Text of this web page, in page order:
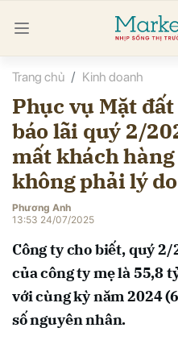
Trang chủ Kinh doanh
Phục vụ Mặt đất
báo lãi quý 2/
mất khách
không phải lý
Phương Anh
13:53 24/07/2025
Công ty cho biết, quý
của công ty mẹ là 55,8
với cùng kỳ năm 2024
số nguyên nhân.
luận